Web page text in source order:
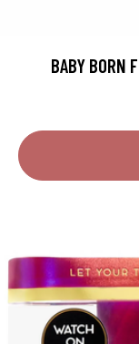
BABY BORN